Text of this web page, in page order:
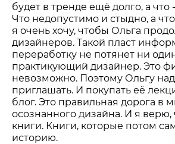
будет в тренде ещё долго, а что
Что недопустимо и стыдно, а
я очень хочу, чтобы Ольга
дизайнеров. Такой пласт
переработку не потянет ни
практикующий дизайнер. Это
невозможно. Поэтому Ольгу
приглашать. И покупать её
блог. Это правильная дорога в
осознанного дизайна. И я верю,
книги. Книги, которые потом
историю.